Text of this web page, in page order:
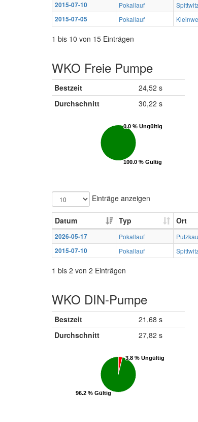
2015-07-10
Pokallauf
2015-07-05
Pokallauf
1 bis 10 von 15 Einträgen
WKO Freie Pumpe
Bestzeit
24,52 s
Durchschnitt
30,22 s
0.0 % Ungültig
0.0 % Ungültig
100.0 % Gültig
100.0 % Gültig
Einträge anzeigen
Datum Typ Ort
2026-05-17 Pokallauf Putzkau
2015-07-10
Pokallauf
1 bis 2 von 2 Einträgen
WKO DIN-Pumpe
Bestzeit
21,68 s
Durchschnitt
27,82 s
3.8 % Ungültig
3.8 % Ungültig
96.2 % Gültig
96.2 % Gültig